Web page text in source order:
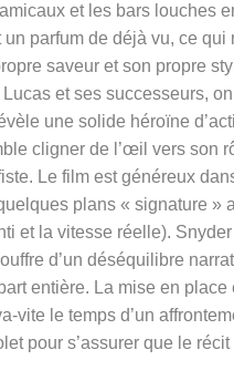
et les bars louches
parfum de déjà vu, ce qui
saveur et son propre
et ses successeurs,
une solide héroïne
cligner de l’œil vers son
Le film est généreux
plans « signature »
et la vitesse réelle).
d’un déséquilibre
entière. La mise en
vite le temps d’un
pour s’assurer que le